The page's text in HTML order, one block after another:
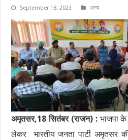
September 18, 2023 अन्य
अमृतसर,18 सितंबर (राजन) : भाजपा
लेकर भारतीय जनता पार्टी अमृतसर